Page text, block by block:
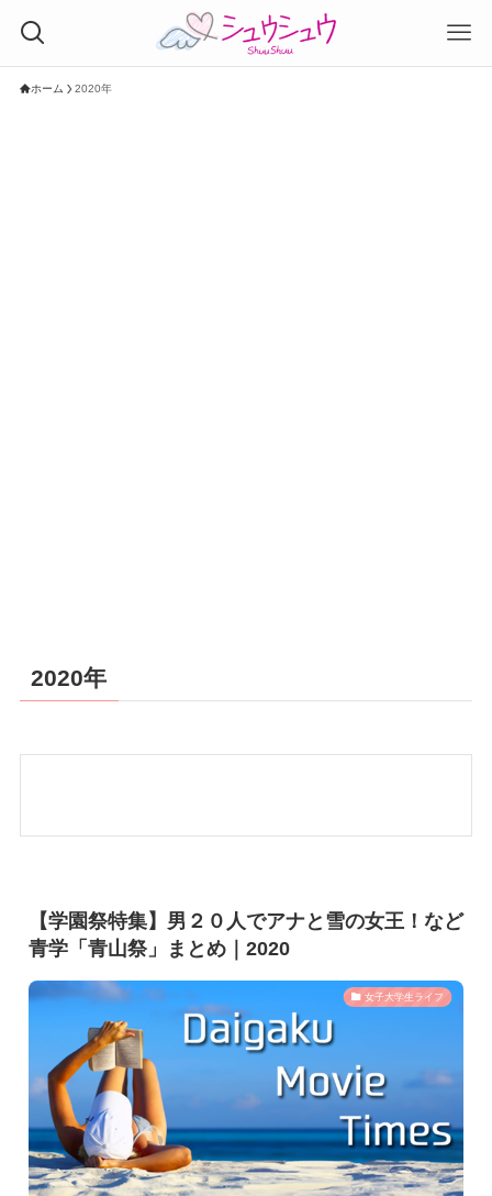
ホーム 2020年
2020年
【学園祭特集】男２０人でアナと雪の女王！など
青学「青山祭」まとめ｜2020
女子大学生ライフ